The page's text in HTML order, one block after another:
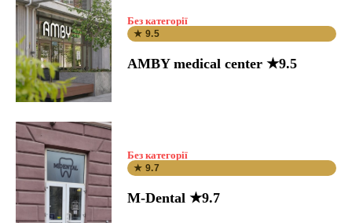
Без категорії
★ 9.5
AMBY medical center ★9.5
Без категорії
★ 9.7
M-Dental ★9.7